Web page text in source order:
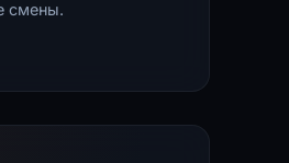
смены.